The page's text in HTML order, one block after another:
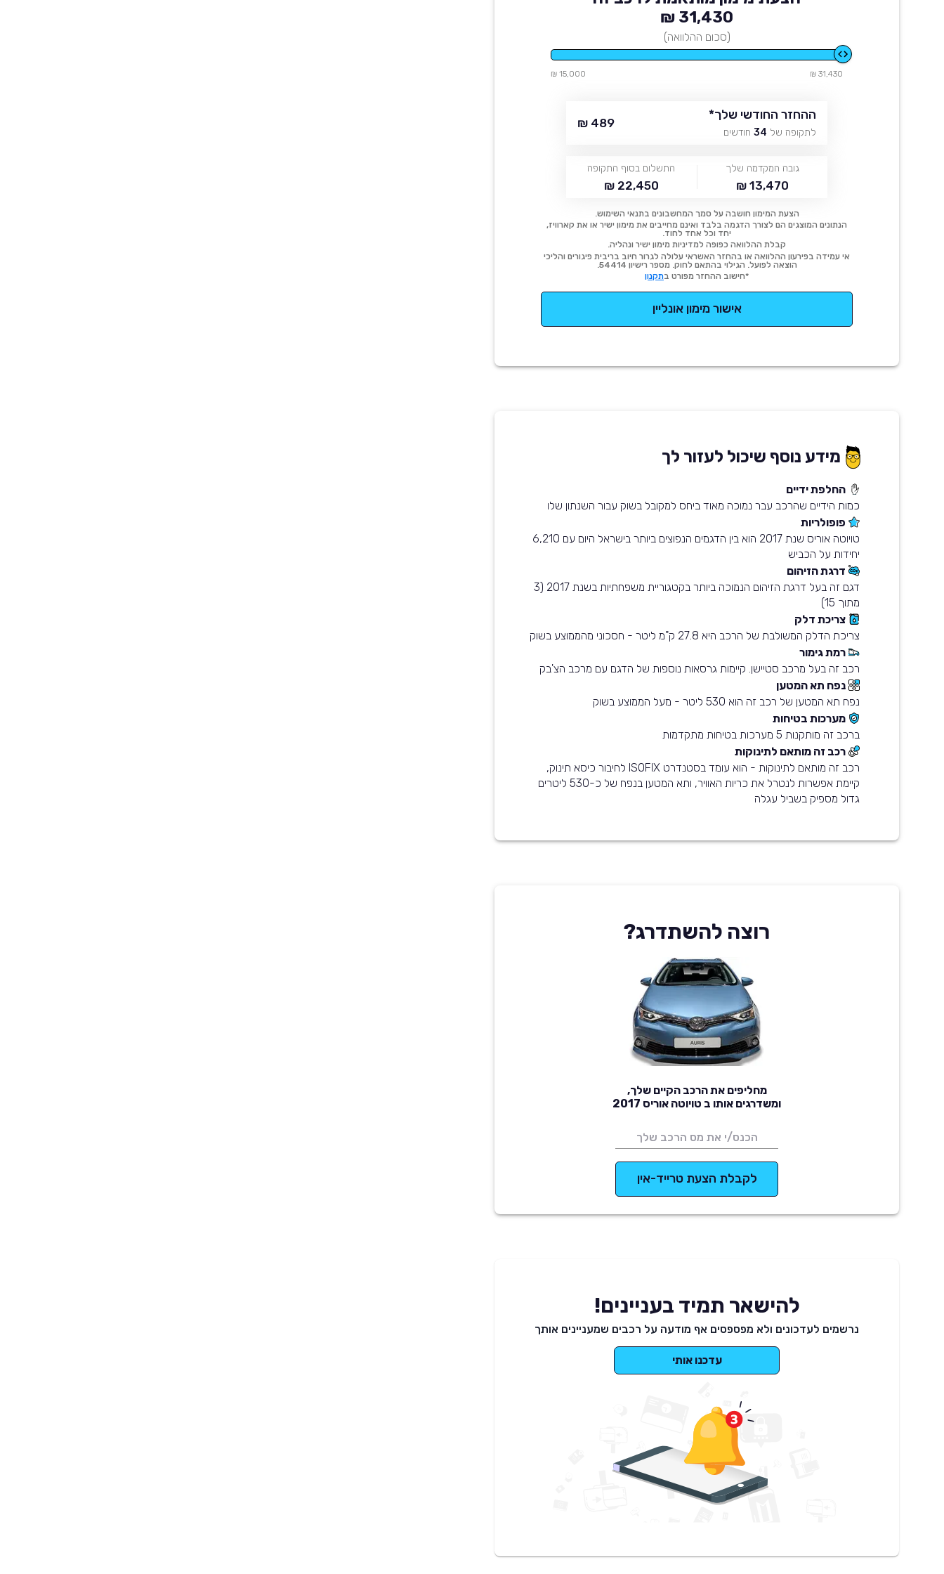
31,430 ₪
(סכום ההלוואה)
31,430 ₪
15,000 ₪
ההחזר החודשי שלך*
לתקופה של 34 חודשים
489 ₪
גובה המקדמה שלך
13,470 ₪
התשלום בסוף התקופה
22,450 ₪
הצעת המימון חושבה על סמך המחשבונים בתנאי השימוש.
הנתונים המוצגים הם לצורך הדגמה בלבד ואינם מחייבים את מימון ישיר או את קארוויז,
יחד וכל אחד לחוד.
קבלת ההלוואה כפופה למדיניות מימון ישיר ונהליה.
אי עמידה בפירעון ההלוואה או בהחזר האשראי עלולה לגרור חיוב בריבית פיגורים והליכי
הוצאה לפועל. הגילוי בהתאם לחוק. מספר רישיון 54414.
*חישוב ההחזר מפורט בתקנון
אישור מימון אונליין
מידע נוסף שיכול לעזור לך
החלפת ידיים
כמות הידיים שהרכב עבר נמוכה מאוד ביחס למקובל בשוק עבור השנתון שלו
פופולריות
טויוטה אוריס שנת 2017 הוא בין הדגמים הנפוצים ביותר בישראל היום עם 6,210
יחידות על הכביש
דרגת הזיהום
דגם זה בעל דרגת הזיהום הנמוכה ביותר בקטגוריית משפחתיות בשנת 2017 (3
מתוך 15)
צריכת דלק
צריכת הדלק המשולבת של הרכב היא 27.8 ק"מ ליטר - חסכוני מהממוצע בשוק
רמת גימור
רכב זה בעל מרכב סטיישן. קיימות גרסאות נוספות של הדגם עם מרכב הצ'בק
נפח תא המטען
נפח תא המטען של רכב זה הוא 530 ליטר - מעל הממוצע בשוק
מערכות בטיחות
ברכב זה מותקנות 5 מערכות בטיחות מתקדמות
רכב זה מותאם לתינוקות
רכב זה מותאם לתינוקות - הוא עומד בסטנדרט ISOFIX לחיבור כיסא תינוק,
קיימת אפשרות לנטרל את כריות האוויר, ותא המטען בנפח של כ-530 ליטרים
גדול מספיק בשביל עגלה
רוצה להשתדרג?
מחליפים את הרכב הקיים שלך,
ומשדרגים אותו ב טויוטה אוריס 2017
לקבלת הצעת טרייד-אין
להישאר תמיד בעניינים!
נרשמים לעדכונים ולא מפספסים אף מודעה על רכבים שמעניינים אותך
עדכנו אותי